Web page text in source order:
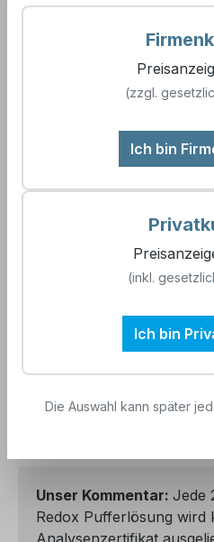
Preise exkl. MwSt. zzgl.
Sofort verfügbar,
auswählen
200 mV (±5mV @25°C)
650 mV (±5mV @25°C)
auswählen
250 ml 500 ml
Produkt Anzahl:
Artikelnummer:890775
Unser Kommentar: Jede
Redox Pufferlösung wird
(zzgl.
Ich bin
(inkl.
Ich bin
Die Auswahl kann später